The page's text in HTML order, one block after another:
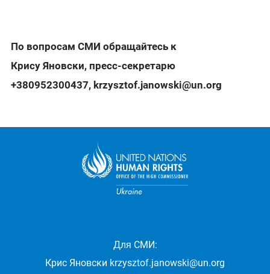
По вопросам СМИ обращайтесь к
Крису Яновски, пресс-секретарю
+380952300437, krzysztof.janowski@un.org
Для СМИ:
Крис Яновски krzysztof.janowski@un.org